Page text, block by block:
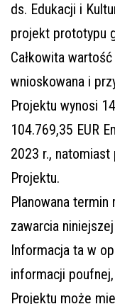
ds. Edukacji i
projekt prototypu
Całkowita
wnioskowana i
Projektu wynosi
104.769,35 EUR
2023 r.,
Projektu.
Planowana
zawarcia
Informacja ta w
informacji
Projektu może